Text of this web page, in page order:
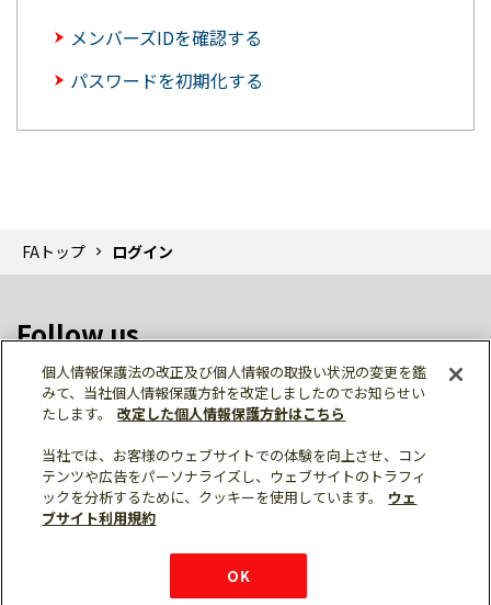
メンバーズIDを確認する
パスワードを初期化する
FAトップ ログイン
Follow us
個人情報保護 利用規約
ご利用にあたって
サイトマップ
三菱電機トップ
個人情報保護法の改正及び個人情報の取扱い状況の変更を鑑
みて、当社個人情報保護方針を改定しましたのでお知らせい
たします。
改定した個人情報保護方針はこちら
当社では、お客様のウェブサイトでの体験を向上させ、コン
テンツや広告をパーソナライズし、ウェブサイトのトラフィ
ックを分析するために、クッキーを使用しています。
ウェ
ブサイト利用規約
OK
チャットサービス